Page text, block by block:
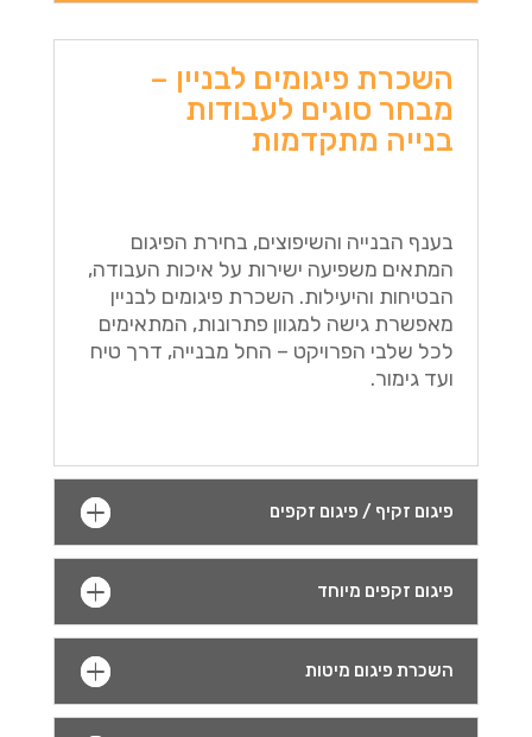
השכרת פיגומים לבניין –
מבחר סוגים לעבודות
בנייה מתקדמות
בענף הבנייה והשיפוצים, בחירת הפיגום
המתאים משפיעה ישירות על איכות העבודה,
הבטיחות והיעילות. השכרת פיגומים לבניין
מאפשרת גישה למגוון פתרונות, המתאימים
לכל שלבי הפרויקט – החל מבנייה, דרך טיח
ועד גימור.
פיגום זקיף / פיגום זקפים
פיגום זקפים מיוחד
השכרת פיגום מיטות